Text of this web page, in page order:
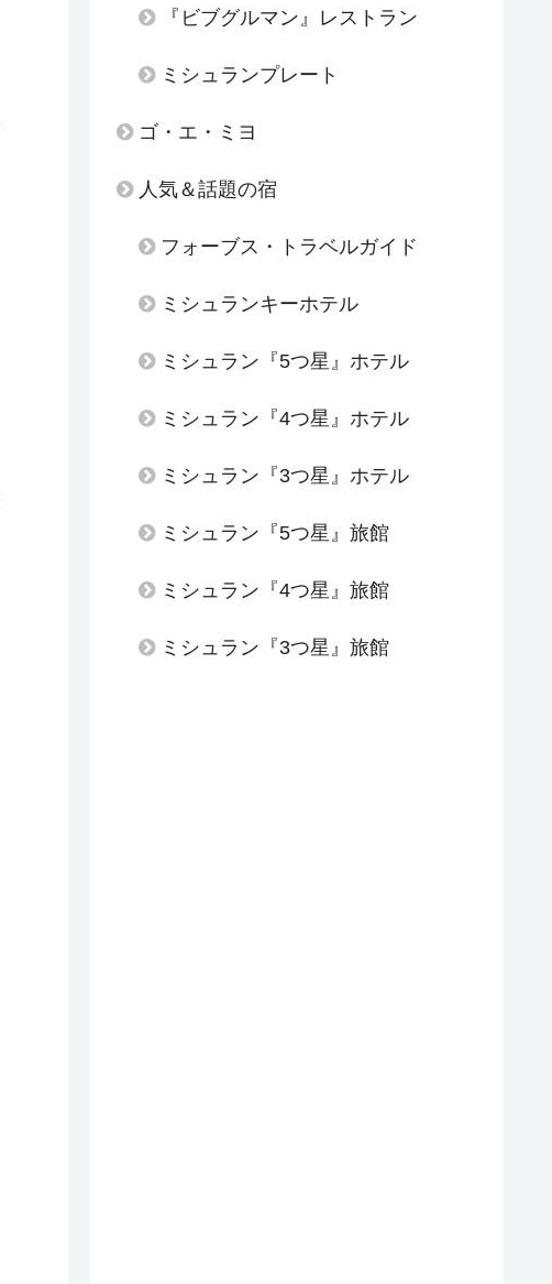
『ビブグルマン』レストラン
ミシュランプレート
ゴ・エ・ミヨ
人気＆話題の宿
フォーブス・トラベルガイド
ミシュランキーホテル
ミシュラン『5つ星』ホテル
ミシュラン『4つ星』ホテル
ミシュラン『3つ星』ホテル
ミシュラン『5つ星』旅館
ミシュラン『4つ星』旅館
ミシュラン『3つ星』旅館